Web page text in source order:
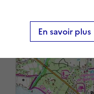
En savoir plus